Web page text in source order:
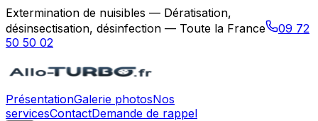
Extermination de nuisibles — Dératisation,
désinsectisation, désinfection — Toute la France
09 72
50 50 02
PrésentationGalerie photosNos
servicesContactDemande de rappel